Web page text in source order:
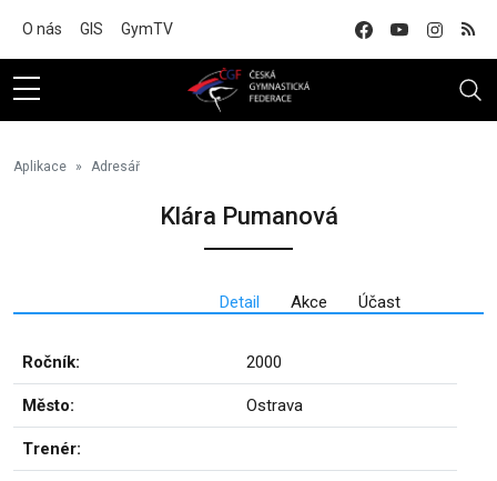
O nás GIS GymTV
Aplikace Adresář
Klára Pumanová
Detail Akce Účast
Ročník: 2000
Město: Ostrava
Trenér: